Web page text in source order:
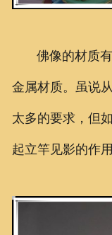
佛像的材质
金属材质。虽说
太多的要求，但
起立竿见影的作